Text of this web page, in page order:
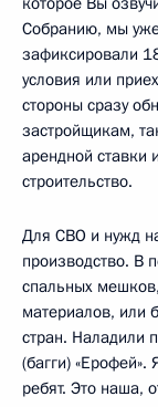
Собранию, мы
зафиксировали
условия или
стороны сразу
застройщикам,
арендной ставки
строительство.
Для СВО и нужд
производство. В
спальных
материалов, или
стран. Наладили
(багги)
ребят. Это наша,